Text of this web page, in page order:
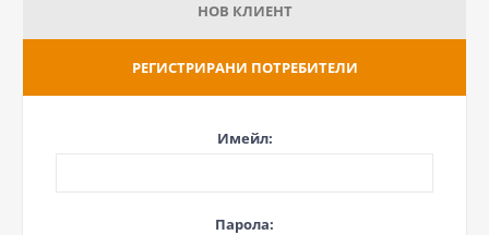
НОВ КЛИЕНТ
РЕГИСТРИРАНИ ПОТРЕБИТЕЛИ
Имейл:
Парола: